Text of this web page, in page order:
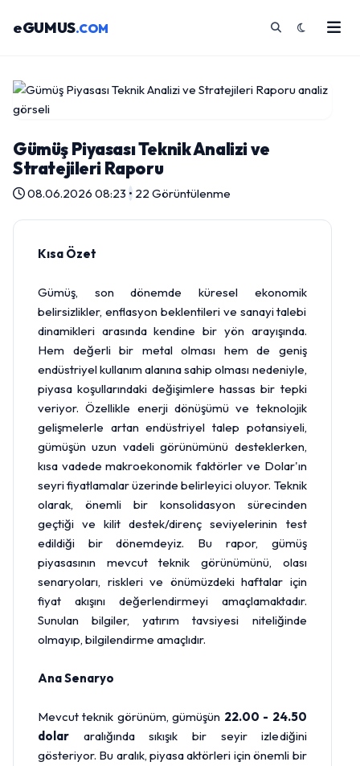
eGUMUS.COM
Gümüş Piyasası Teknik Analizi ve
Stratejileri Raporu
08.06.2026 08:23 • 22 Görüntülenme
Kısa Özet
Gümüş, son dönemde küresel ekonomik
belirsizlikler, enflasyon beklentileri ve sanayi talebi
dinamikleri arasında kendine bir yön arayışında.
Hem değerli bir metal olması hem de geniş
endüstriyel kullanım alanına sahip olması nedeniyle,
piyasa koşullarındaki değişimlere hassas bir tepki
veriyor. Özellikle enerji dönüşümü ve teknolojik
gelişmelerle artan endüstriyel talep potansiyeli,
gümüşün uzun vadeli görünümünü desteklerken,
kısa vadede makroekonomik faktörler ve Dolar'ın
seyri fiyatlamalar üzerinde belirleyici oluyor. Teknik
olarak, önemli bir konsolidasyon sürecinden
geçtiği ve kilit destek/direnç seviyelerinin test
edildiği bir dönemdeyiz. Bu rapor, gümüş
piyasasının mevcut teknik görünümünü, olası
senaryoları, riskleri ve önümüzdeki haftalar için
fiyat akışını değerlendirmeyi amaçlamaktadır.
Sunulan bilgiler, yatırım tavsiyesi niteliğinde
olmayıp, bilgilendirme amaçlıdır.
Ana Senaryo
Mevcut teknik görünüm, gümüşün 22.00 - 24.50
dolar aralığında sıkışık bir seyir izlediğini
gösteriyor. Bu aralık, piyasa aktörleri için önemli bir